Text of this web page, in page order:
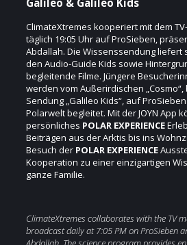
Galileo & Galileo Kids
ClimateXtremes kooperiert mit dem
täglich 19:05 Uhr auf ProSieben,
Abdallah. Die Wissenssendung
den Audio-Guide Kids sowie
begleitende Filme. Jüngere
werden vom Außerirdischen
Sendung „Galileo Kids“, auf ProSieben
Polarwelt begleitet. Mit der JOYN App
persönliches POLAR EXPERIENCE
Beiträgen aus der Arktis bis ins
Besuch der POLAR EXPERIENCE
Kooperation zu einer einzigartigen
ganze Familie.
ClimateXtremes collaborates with the TV
broadcast daily at 7:05 PM on ProSieben